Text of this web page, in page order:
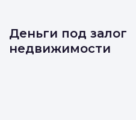
Деньги под залог
недвижимости